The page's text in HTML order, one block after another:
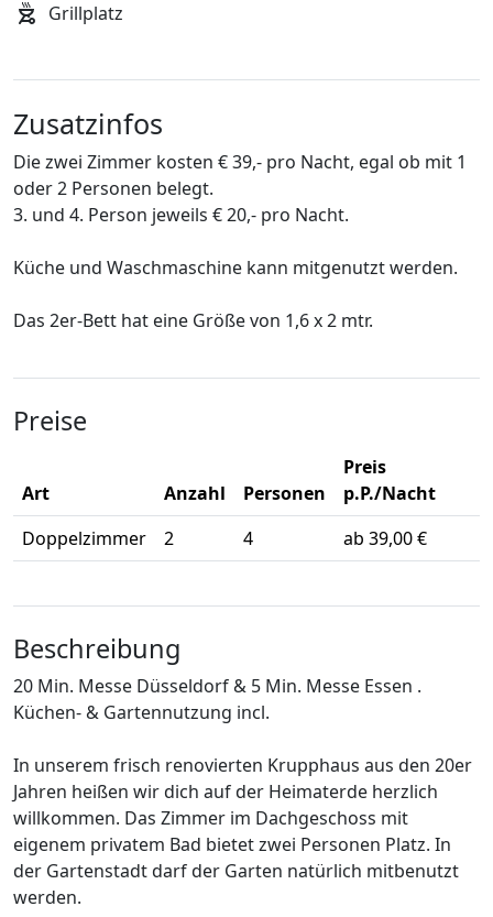
Grillplatz
Zusatzinfos
Die zwei Zimmer kosten € 39,- pro Nacht, egal ob mit 1
oder 2 Personen belegt.
3. und 4. Person jeweils € 20,- pro Nacht.
Küche und Waschmaschine kann mitgenutzt werden.
Das 2er-Bett hat eine Größe von 1,6 x 2 mtr.
Preise
Art Anzahl Personen
Preis
p.P./Nacht
Doppelzimmer
2 4 ab 39,00 €
Beschreibung
20 Min. Messe Düsseldorf & 5 Min. Messe Essen .
Küchen- & Gartennutzung incl.
In unserem frisch renovierten Krupphaus aus den 20er
Jahren heißen wir dich auf der Heimaterde herzlich
willkommen. Das Zimmer im Dachgeschoss mit
eigenem privatem Bad bietet zwei Personen Platz. In
der Gartenstadt darf der Garten natürlich mitbenutzt
werden.